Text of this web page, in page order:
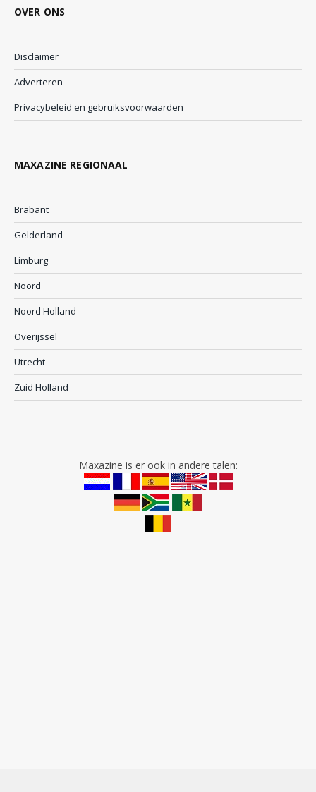
OVER ONS
Disclaimer
Adverteren
Privacybeleid en gebruiksvoorwaarden
MAXAZINE REGIONAAL
Brabant
Gelderland
Limburg
Noord
Noord Holland
Overijssel
Utrecht
Zuid Holland
Maxazine is er ook in andere talen: